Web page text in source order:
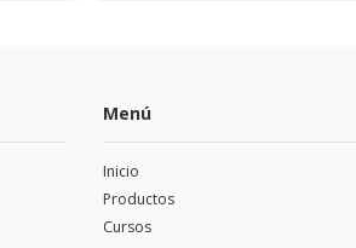
Menú
Inicio
Productos
Cursos